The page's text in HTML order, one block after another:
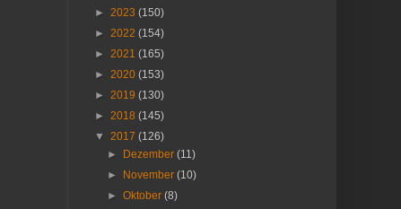
► 2023 (150)
► 2022 (154)
► 2021 (165)
► 2020 (153)
► 2019 (130)
► 2018 (145)
▼ 2017 (126)
►
Dezember(11)
►
November(10)
►Oktober(8)